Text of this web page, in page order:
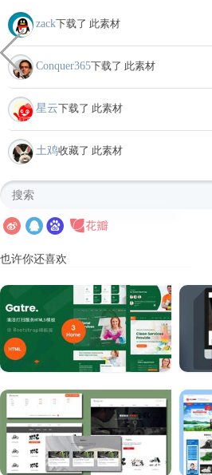
zack下载了 此素材
Conquer365下载了 此素材
星云下载了 此素材
土鸡收藏了 此素材
也许你还喜欢